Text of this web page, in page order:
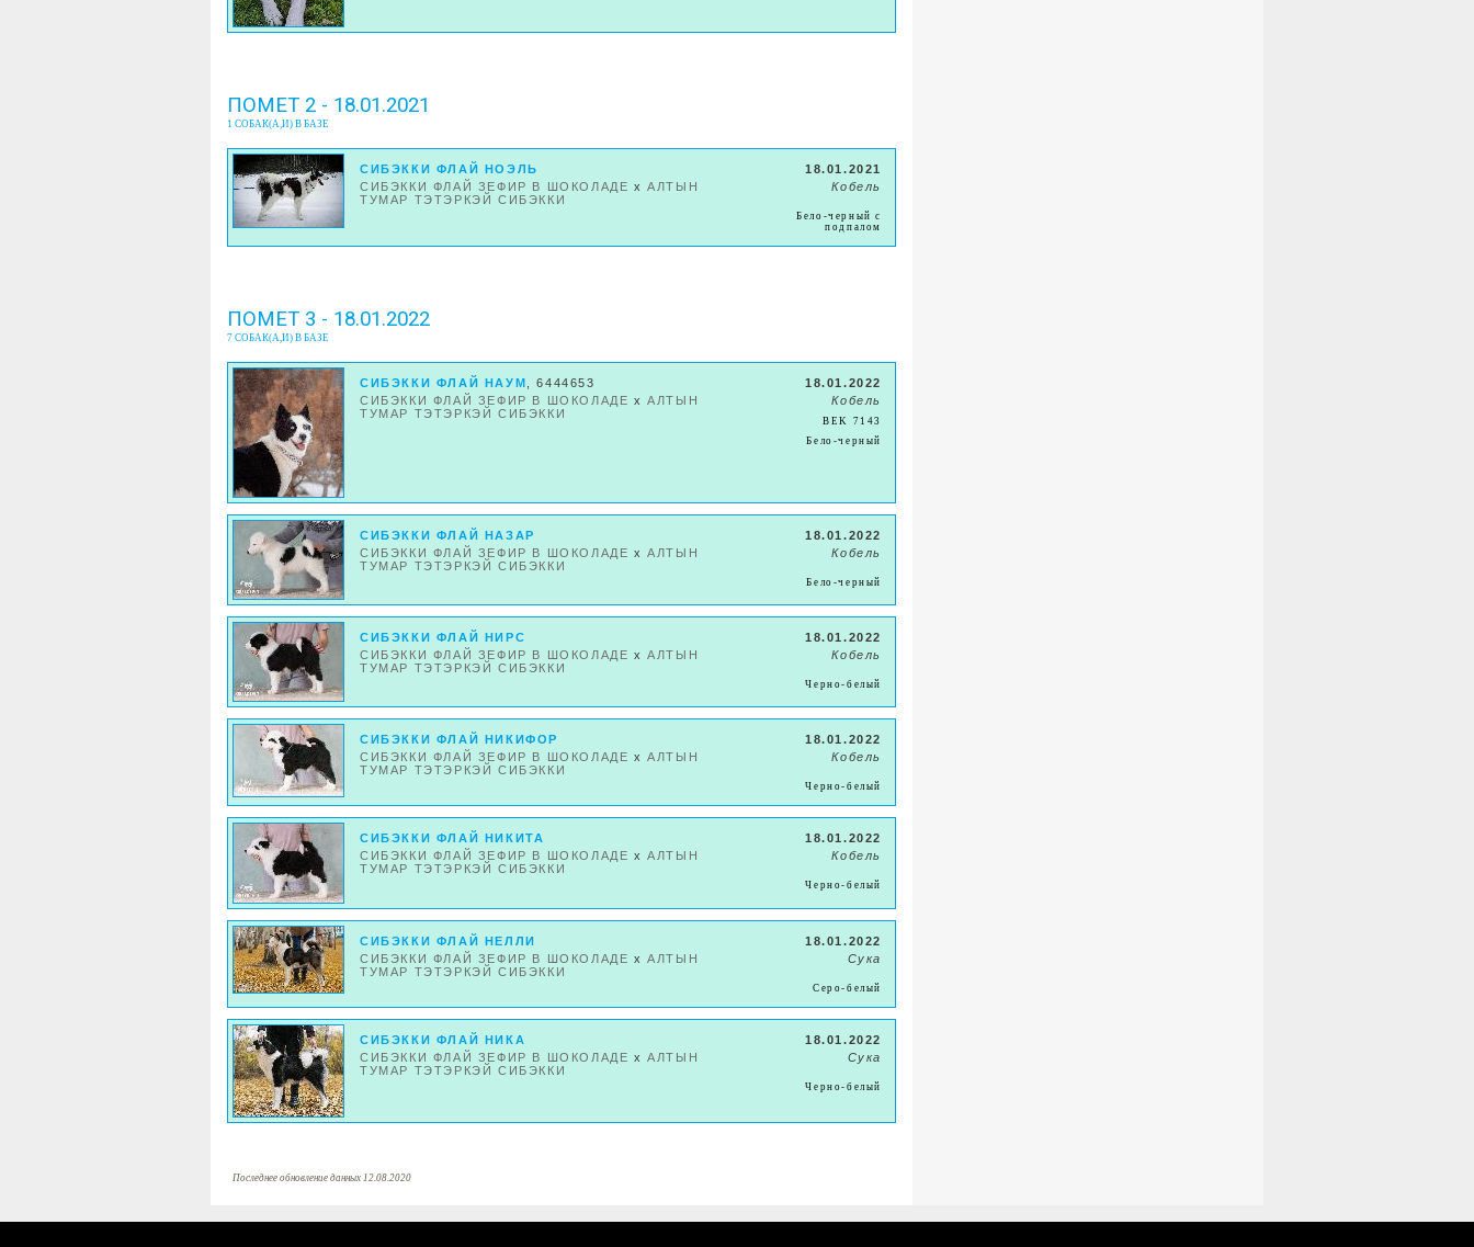
ПОМЕТ 2 - 18.01.2021
1 СОБАК(А,И) В БАЗЕ
СИБЭККИ ФЛАЙ НОЭЛЬ
СИБЭККИ ФЛАЙ ЗЕФИР В ШОКОЛАДЕ xАЛТЫН
ТУМАР ТЭТЭРКЭЙ СИБЭККИ
18.01.2021
Кобель
Бело-черный с
подпалом
ПОМЕТ 3 - 18.01.2022
7 СОБАК(А,И) В БАЗЕ
СИБЭККИ ФЛАЙ НАУМ
, 6444653
СИБЭККИ ФЛАЙ ЗЕФИР В ШОКОЛАДЕ xАЛТЫН
ТУМАР ТЭТЭРКЭЙ СИБЭККИ
18.01.2022
Кобель
BEK 7143
Бело-черный
СИБЭККИ ФЛАЙ НАЗАР
СИБЭККИ ФЛАЙ ЗЕФИР В ШОКОЛАДЕ xАЛТЫН
ТУМАР ТЭТЭРКЭЙ СИБЭККИ
18.01.2022
Кобель
Бело-черный
СИБЭККИ ФЛАЙ НИРС
СИБЭККИ ФЛАЙ ЗЕФИР В ШОКОЛАДЕ xАЛТЫН
ТУМАР ТЭТЭРКЭЙ СИБЭККИ
18.01.2022
Кобель
Черно-белый
СИБЭККИ ФЛАЙ НИКИФОР
СИБЭККИ ФЛАЙ ЗЕФИР В ШОКОЛАДЕ xАЛТЫН
ТУМАР ТЭТЭРКЭЙ СИБЭККИ
18.01.2022
Кобель
Черно-белый
СИБЭККИ ФЛАЙ НИКИТА
СИБЭККИ ФЛАЙ ЗЕФИР В ШОКОЛАДЕ xАЛТЫН
ТУМАР ТЭТЭРКЭЙ СИБЭККИ
18.01.2022
Кобель
Черно-белый
СИБЭККИ ФЛАЙ НЕЛЛИ
СИБЭККИ ФЛАЙ ЗЕФИР В ШОКОЛАДЕ xАЛТЫН
ТУМАР ТЭТЭРКЭЙ СИБЭККИ
18.01.2022
Сука
Серо-белый
СИБЭККИ ФЛАЙ НИКА
СИБЭККИ ФЛАЙ ЗЕФИР В ШОКОЛАДЕ xАЛТЫН
ТУМАР ТЭТЭРКЭЙ СИБЭККИ
18.01.2022
Сука
Черно-белый
Последнее обновление данных 12.08.2020